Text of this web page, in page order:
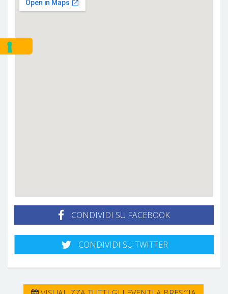
CONDIVIDI SU FACEBOOK
CONDIVIDI SU TWITTER